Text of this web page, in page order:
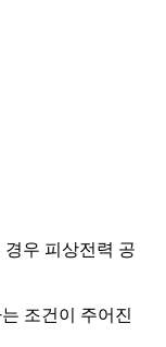
우 피상전력 공
조건이 주어진